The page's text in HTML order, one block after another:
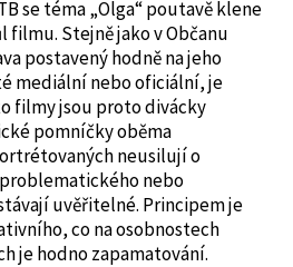
se téma „Olga“ poutavě klene
filmu. Stejně jako v Občanu
postavený hodně na jeho
mediální nebo oficiální, je
filmy jsou proto divácky
pomníčky oběma
neusilují o
nebo
uvěřitelné. Principem je
co na osobnostech
je hodno zapamatování.